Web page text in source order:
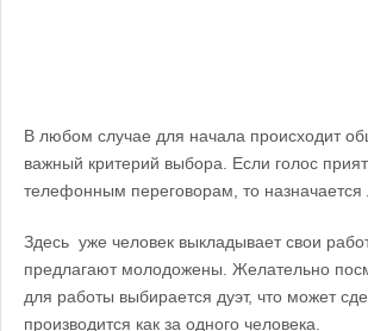
В любом случае для начала происходит
важный критерий выбора. Если голос
телефонным переговорам, то назначается
Здесь уже человек выкладывает свои
предлагают молодожены. Желательно
для работы выбирается дуэт, что может
производится как за одного человека.